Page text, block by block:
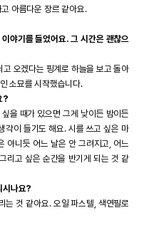
아름다운 장르 같아요.
야기를 들었어요. 그 시간은 괜찮으
오겠다는 핑계로 하늘을 보고 돌아
소묘를 시작했습니다.
?
을 때가 있으면 그게 낮이든 밤이든
각이 들기도 해요. 시를 쓰고 싶은 마
아니듯 어느 날은 안 그려지고, 어느
리고 싶은 순간을 반기게 되는 것 같
시나요?
는 것 같아요. 오일 파스텔, 색연필로